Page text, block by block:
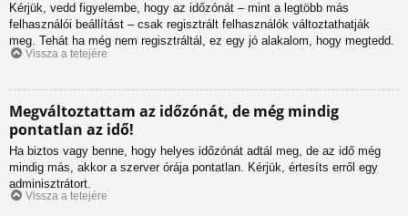
Kérjük, vedd figyelembe, hogy az időzónát – mint a legtöbb más
felhasználói beállítást – csak regisztrált felhasználók változtathatják
meg. Tehát ha még nem regisztráltál, ez egy jó alakalom, hogy megtedd.
Vissza a tetejére
Megváltoztattam az időzónát, de még mindig
pontatlan az idő!
Ha biztos vagy benne, hogy helyes időzónát adtál meg, de az idő még
mindig más, akkor a szerver órája pontatlan. Kérjük, értesíts erről egy
adminisztrátort.
Vissza a tetejére